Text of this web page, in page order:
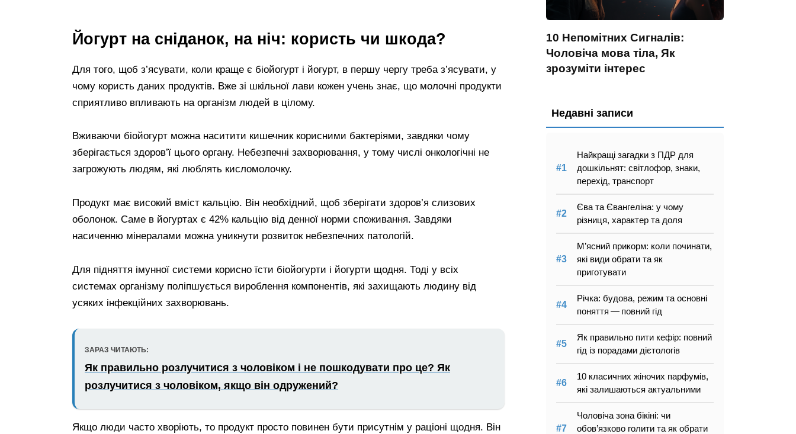
Йогурт на сніданок, на ніч: користь чи шкода?
Для того, щоб з’ясувати, коли краще є біойогурт і йогурт, в першу чергу треба з’ясувати, у
чому користь даних продуктів. Вже зі шкільної лави кожен учень знає, що молочні продукти
сприятливо впливають на організм людей в цілому.
Вживаючи біойогурт можна наситити кишечник корисними бактеріями, завдяки чому
зберігається здоров’ї цього органу. Небезпечні захворювання, у тому числі онкологічні не
загрожують людям, які люблять кисломолочку.
Продукт має високий вміст кальцію. Він необхідний, щоб зберігати здоров’я слизових
оболонок. Саме в йогуртах є 42% кальцію від денної норми споживання. Завдяки
насиченню мінералами можна уникнути розвиток небезпечних патологій.
Для підняття імунної системи корисно їсти біойогурти і йогурти щодня. Тоді у всіх
системах організму поліпшується вироблення компонентів, які захищають людину від
усяких інфекційних захворювань.
ЗАРАЗ ЧИТАЮТЬ:
Як правильно розлучитися з чоловіком і не пошкодувати про це? Як
розлучитися з чоловіком, якщо він одружений?
Якщо люди часто хворіють, то продукт просто повинен бути присутнім у раціоні щодня. Він
10 Непомітних Сигналів:
Чоловіча мова тіла, Як
зрозуміти інтерес
Недавні записи
Найкращі загадки з ПДР для
дошкільнят: світлофор, знаки,
перехід, транспорт
Єва та Євангеліна: у чому
різниця, характер та доля
М’ясний прикорм: коли починати,
які види обрати та як
приготувати
Річка: будова, режим та основні
поняття — повний гід
Як правильно пити кефір: повний
гід із порадами дієтологів
10 класичних жіночих парфумів,
які залишаються актуальними
Чоловіча зона бікіні: чи
обов’язково голити та як обрати